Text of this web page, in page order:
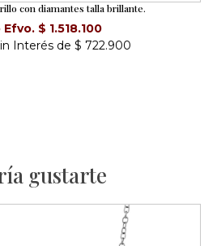
con diamantes talla brillante.
Efvo. $ 1.518.100
Interés de $ 722.900
gustarte